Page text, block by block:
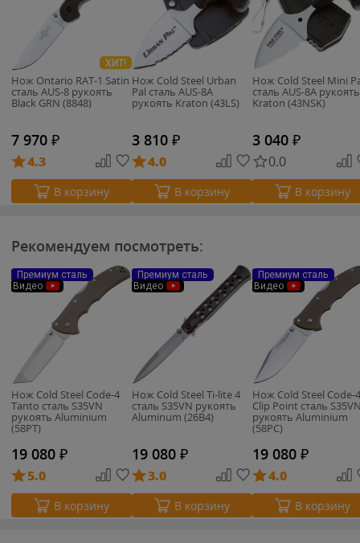
ХИТ!
Нож Ontario RAT-1 Satin
сталь AUS-8 рукоять
Black GRN (8848)
7 970 ₽
4.3
В корзину
Нож Cold Steel Urban
Pal сталь AUS-8A
рукоять Kraton (43LS)
3 810 ₽
4.0
В корзину
Нож Cold Steel Mini
сталь AUS-8A рукоять
Kraton (43NSK)
3 040 ₽
0.0
В корзину
Рекомендуем посмотреть:
Премиум сталь
Видео
Нож Cold Steel Code-4
Tanto сталь S35VN
рукоять Aluminium
(58PT)
19 080 ₽
5.0
В корзину
Премиум сталь
Видео
Нож Cold Steel Ti-lite 4
сталь S35VN рукоять
Aluminum (26B4)
19 080 ₽
3.0
В корзину
Премиум сталь
Видео
Нож Cold Steel Code-4
Clip Point сталь
рукоять Aluminium
(58PC)
19 080 ₽
4.0
В корзину